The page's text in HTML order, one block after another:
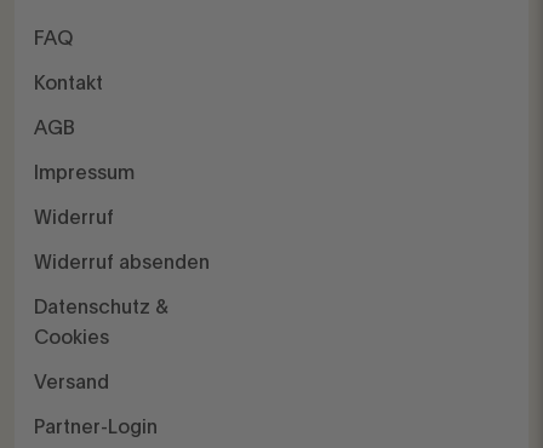
FAQ
Kontakt
AGB
Impressum
Widerruf
Widerruf absenden
Datenschutz &
Cookies
Versand
Partner-Login